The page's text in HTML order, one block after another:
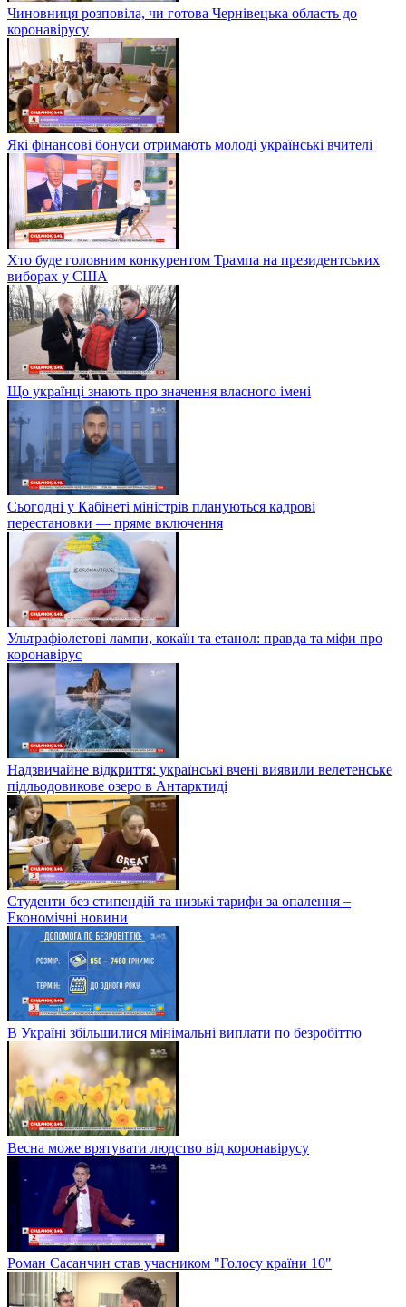
Чиновниця розповіла, чи готова Чернівецька область до
коронавірусу
Які фінансові бонуси отримають молоді українські вчителі
Хто буде головним конкурентом Трампа на президентських
виборах у США
Що українці знають про значення власного імені
Сьогодні у Кабінеті міністрів плануються кадрові
перестановки — пряме включення
Ультрафіолетові лампи, кокаїн та етанол: правда та міфи про
коронавірус
Надзвичайне відкриття: українські вчені виявили велетенське
підльодовикове озеро в Антарктиді
Студенти без стипендій та низькі тарифи за опалення –
Економічні новини
В Україні збільшилися мінімальні виплати по безробіттю
Весна може врятувати людство від коронавірусу
Роман Сасанчин став учасником "Голосу країни 10"